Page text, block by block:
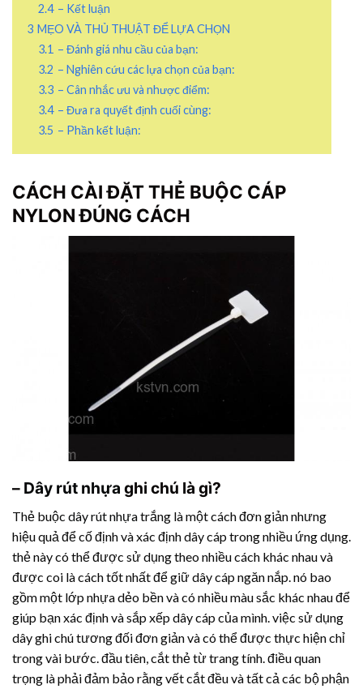
2.4 – Kết luận
3 MẸO VÀ THỦ THUẬT ĐỂ LỰA CHỌN
3.1 – Đánh giá nhu cầu của bạn:
3.2 – Nghiên cứu các lựa chọn của bạn:
3.3 – Cân nhắc ưu và nhược điểm:
3.4 – Đưa ra quyết định cuối cùng:
3.5 – Phần kết luận:
CÁCH CÀI ĐẶT THẺ BUỘC CÁP
NYLON ĐÚNG CÁCH
– Dây rút nhựa ghi chú là gì?
Thẻ buộc dây rút nhựatrắng là một cách đơn giản nhưng
hiệu quả để cố định và xác định dây cáp trong nhiều ứng dụng.
thẻ này có thể được sử dụng theo nhiều cách khác nhau và
được coi là cách tốt nhất để giữ dây cáp ngăn nắp. nó bao
gồm một lớp nhựa dẻo bền và có nhiều màu sắc khác nhau để
giúp bạn xác định và sắp xếp dây cáp của mình. việc sử dụng
dây ghi chú tương đối đơn giản và có thể được thực hiện chỉ
trong vài bước. đầu tiên, cắt thẻ từ trang tính. điều quan
trọng là phải đảm bảo rằng vết cắt đều và tất cả các bộ phận